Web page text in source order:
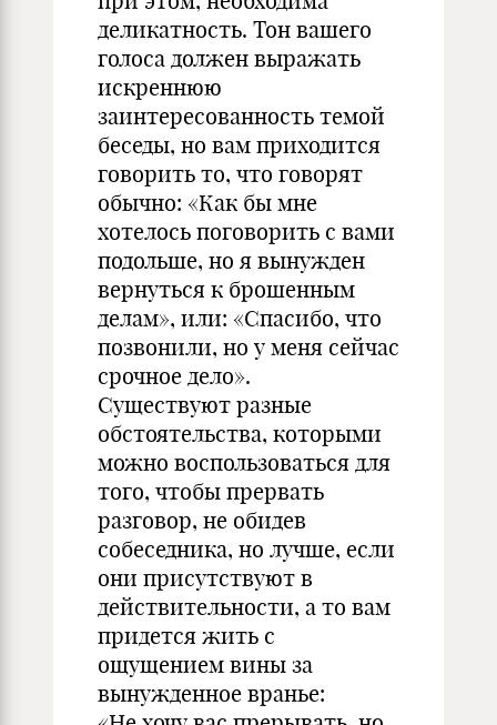
деликатность. Тон вашего
голоса должен выражать
искреннюю
заинтересованность темой
беседы, но вам приходится
говорить то, что говорят
обычно: «Как бы мне
хотелось поговорить с вами
подольше, но я вынужден
вернуться к брошенным
делам», или: «Спасибо, что
позвонили, но у меня сейчас
срочное дело».
Существуют разные
обстоятельства, которыми
можно воспользоваться для
того, чтобы прервать
разговор, не обидев
собеседника, но лучше, если
они присутствуют в
действительности, а то вам
придется жить с
ощущением вины за
вынужденное вранье: